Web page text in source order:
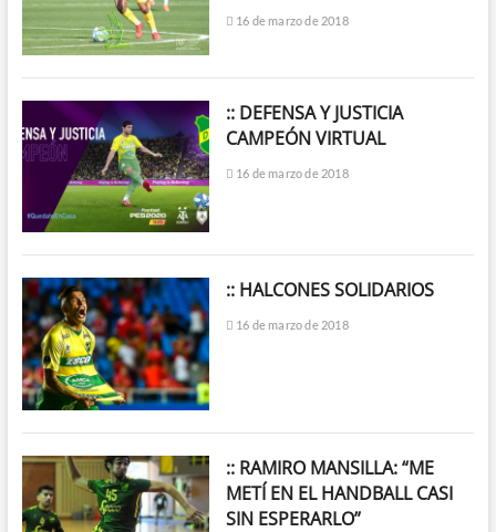
16 de marzo de 2018
:: DEFENSA Y JUSTICIA
CAMPEÓN VIRTUAL
16 de marzo de 2018
:: HALCONES SOLIDARIOS
16 de marzo de 2018
:: RAMIRO MANSILLA: “ME
METÍ EN EL HANDBALL CASI
SIN ESPERARLO”